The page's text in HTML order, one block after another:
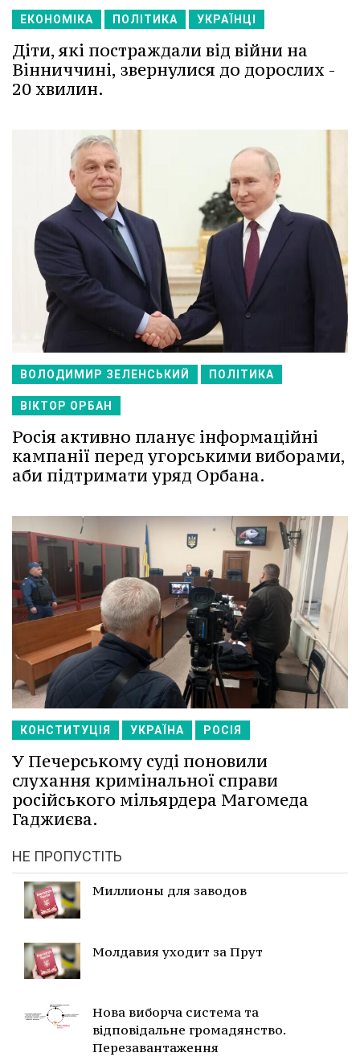
ЕКОНОМІКА ПОЛІТИКА УКРАЇНЦІ
Діти, які постраждали від війни на
Вінниччині, звернулися до дорослих -
20 хвилин.
ВОЛОДИМИР ЗЕЛЕНСЬКИЙ ПОЛІТИКА
ВІКТОР ОРБАН
Росія активно планує інформаційні
кампанії перед угорськими виборами,
аби підтримати уряд Орбана.
КОНСТИТУЦІЯ УКРАЇНА РОСІЯ
У Печерському суді поновили
слухання кримінальної справи
російського мільярдера Магомеда
Гаджиєва.
НЕ ПРОПУСТІТЬ
Миллионы для заводов
Молдавия уходит за Прут
Нова виборча система та
відповідальне громадянство.
Перезавантаження